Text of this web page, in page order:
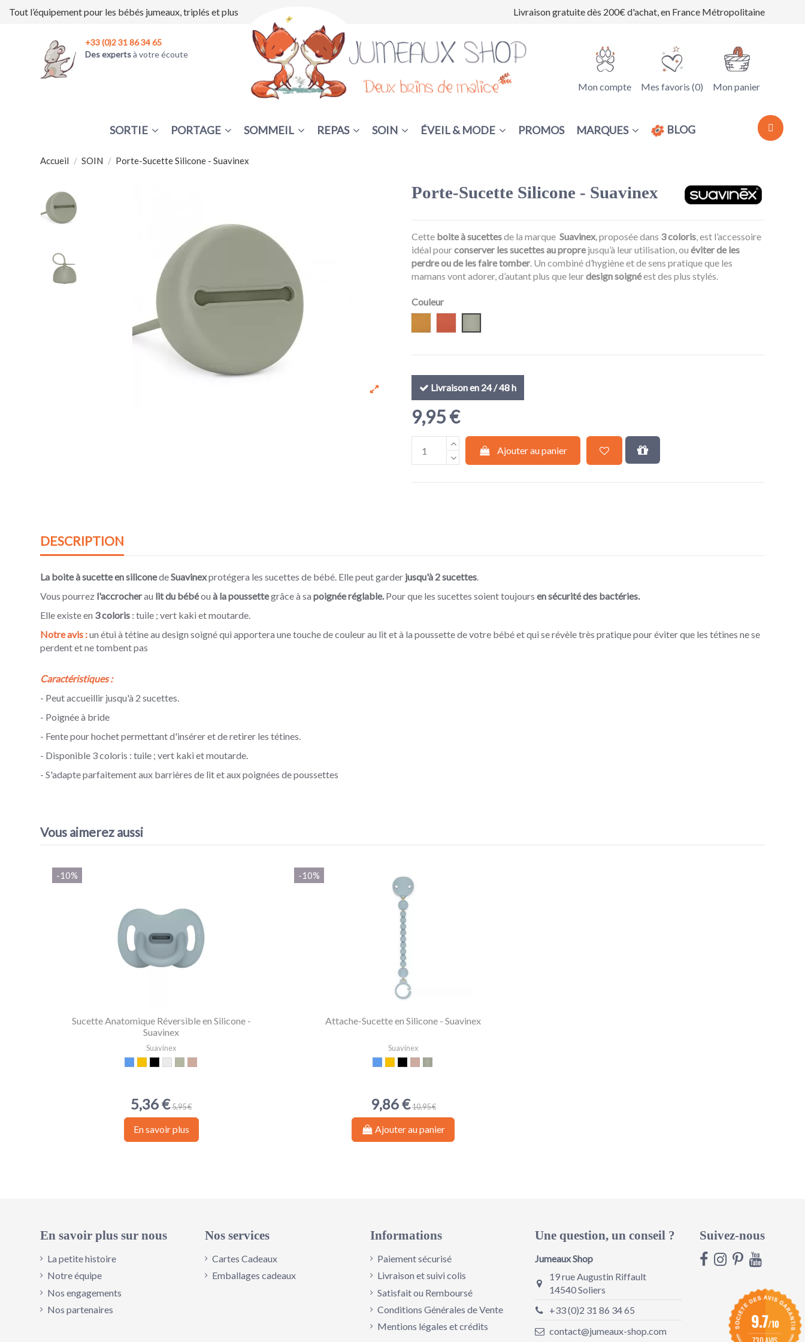
Tout l’équipement pour les bébés jumeaux, triplés et plus Livraison gratuite dès 200€ d'achat, en France Métropolitaine
Mon compte Mes favoris (0) Mon panier
+33 (0)2 31 86 34 65
Des expertsà votre écoute
SORTIE PORTAGE SOMMEIL REPAS SOIN ÉVEIL & MODE PROMOS MARQUES BLOG
Accueil SOIN Porte-Sucette Silicone - Suavinex
Porte-Sucette Silicone - Suavinex
Cette boite à sucettesde la marque Suavinex, proposée dans 3 coloris, est l’accessoire
idéal pourconserver les sucettes au proprejusqu’à leur utilisation, ou éviter de les
perdre ou de les faire tomber. Un combiné d’hygiène et de sens pratique que les
mamans vont adorer, d’autant plus que leurdesign soignéest des plus stylés.
Couleur
Livraison en 24 / 48 h
9,95 €
Ajouter au panier
DESCRIPTION
La boite à sucetteen siliconedeSuavinexprotégera les sucettes de bébé. Elle peut garder jusqu'à 2 sucettes
Vous pourrez l'accrocherau lit du bébéou à la poussettegrâce à sa poignée réglable. Pour que les sucettes soient toujours en sécurité des bactéries.
Elle existe en 3 coloris : tuile ; vert kaki et moutarde.
Notre avis :un étui à tétine au design soigné qui apportera une touche de couleur au lit et à la poussette de votre bébé et qui se révèle très pratique pour éviter que les tétines ne se
perdent et ne tombent pas
Caractéristiques :
- Peut accueillir jusqu'à 2 sucettes.
- Poignée à bride
- Fente pour hochet permettant d'insérer et de retirer les tétines.
- Disponible 3 coloris : tuile ; vert kaki et moutarde.
- S'adapte parfaitement aux barrières de lit et aux poignées de poussettes
Vous aimerez aussi
-10%
Sucette Anatomique Réversible en Silicone -
Suavinex
Suavinex
5,36 €5,95 €
BleuMoutarde
Terracota
Transparent
Vert armée
Nude
En savoir plus
-10%
Attache-Sucette en Silicone - Suavinex
Suavinex
9,86 €10,95 €
BleuMoutarde
Terracota
Nudevert kaki
Ajouter au panier
En savoir plus sur nous
La petite histoire
Notre équipe
Nos engagements
Nos partenaires
Nos services
Cartes Cadeaux
Emballages cadeaux
Informations
Paiement sécurisé
Livraison et suivi colis
Satisfait ou Remboursé
Conditions Générales de Vente
Mentions légales et crédits
Une question, un conseil ?
Jumeaux Shop
19 rue Augustin Riffault
14540 Soliers
+33 (0)2 31 86 34 65
contact@jumeaux-shop.com
Suivez-nous
9.7/10